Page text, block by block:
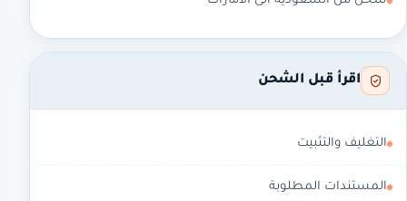
اقرأ قبل الشحن
التغليف والتثبيت
المستندات المطلوبة